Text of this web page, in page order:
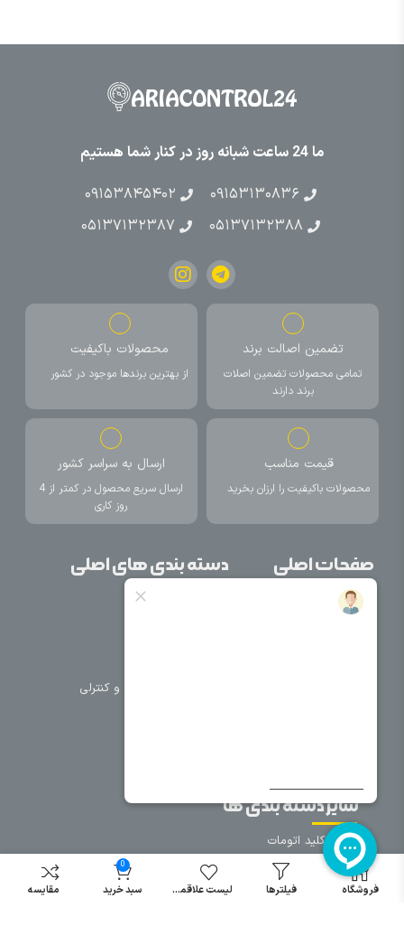
ما 24 ساعت شبانه روز در کنار شما هستیم
۰۹۱۵۳۱۳۰۸۳۶
۰۹۱۵۳۸۴۵۴۰۲
۰۵۱۳۷۱۳۲۳۸۸
۰۵۱۳۷۱۳۲۳۸۷
تضمین اصالت برند
تمامی محصولات تضمین اصلات
برند دارند
محصولات باکیفیت
از بهترین برندها موجود در کشور
قیمت مناسب
محصولات باکیفیت را ارزان بخرید
ارسال به سراسر کشور
ارسال سریع محصول در کمتر از 4
روز کاری
صفحات اصلی
خانه
دسته بندی های اصلی
تجهیزات حفاظتی و کنترلی
سایر دسته بندی ها
خرید کلید اتومات
خرید کنتاکتور
خرید فیوز
فروشگاه فیلترها لیست علاقمندی
0
سبد خرید مقایسه